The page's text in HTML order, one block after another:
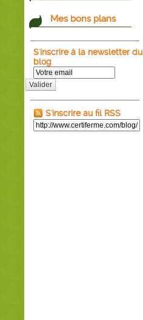
Mes bons plans
S'inscrire à la newsletter du
blog
Valider
S'inscrire au fil RSS